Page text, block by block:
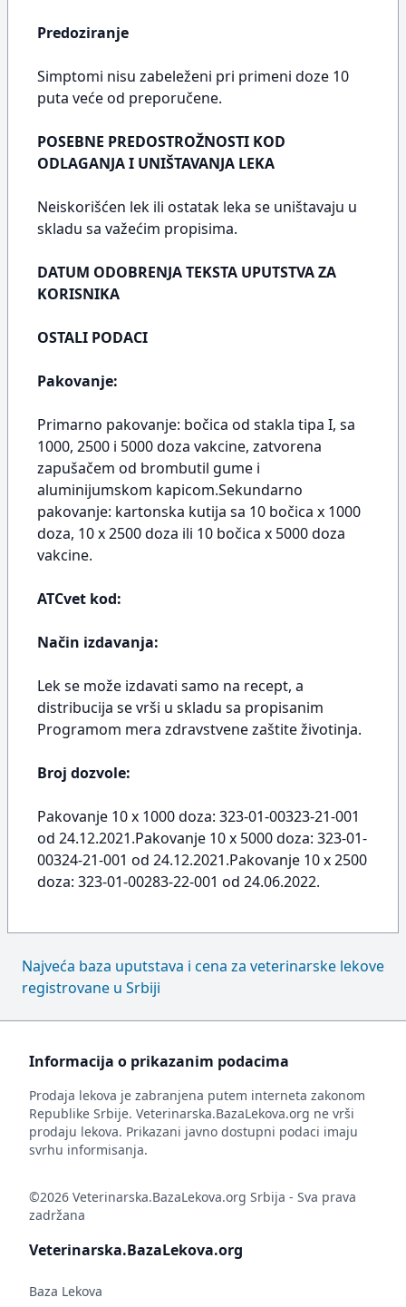
Predoziranje
Simptomi nisu zabeleženi pri primeni doze 10
puta veće od preporučene.
POSEBNE PREDOSTROŽNOSTI KOD
ODLAGANJA I UNIŠTAVANJA LEKA
Neiskorišćen lek ili ostatak leka se uništavaju u
skladu sa važećim propisima.
DATUM ODOBRENJA TEKSTA UPUTSTVA ZA
KORISNIKA
OSTALI PODACI
Pakovanje:
Primarno pakovanje: bočica od stakla tipa I, sa
1000, 2500 i 5000 doza vakcine, zatvorena
zapušačem od brombutil gume i
aluminijumskom kapicom.Sekundarno
pakovanje: kartonska kutija sa 10 bočica x 1000
doza, 10 x 2500 doza ili 10 bočica x 5000 doza
vakcine.
ATCvet kod:
Način izdavanja:
Lek se može izdavati samo na recept, a
distribucija se vrši u skladu sa propisanim
Programom mera zdravstvene zaštite životinja.
Broj dozvole:
Pakovanje 10 x 1000 doza: 323-01-00323-21-001
od 24.12.2021.Pakovanje 10 x 5000 doza: 323-01-
00324-21-001 od 24.12.2021.Pakovanje 10 x 2500
doza: 323-01-00283-22-001 od 24.06.2022.
Najveća baza uputstava i cena za veterinarske lekove
registrovane u Srbiji
Informacija o prikazanim podacima
Prodaja lekova je zabranjena putem interneta zakonom
Republike Srbije. Veterinarska.BazaLekova.org ne vrši
prodaju lekova. Prikazani javno dostupni podaci imaju
svrhu informisanja.
©2026 Veterinarska.BazaLekova.org Srbija - Sva prava
zadržana
Veterinarska.BazaLekova.org
Baza Lekova